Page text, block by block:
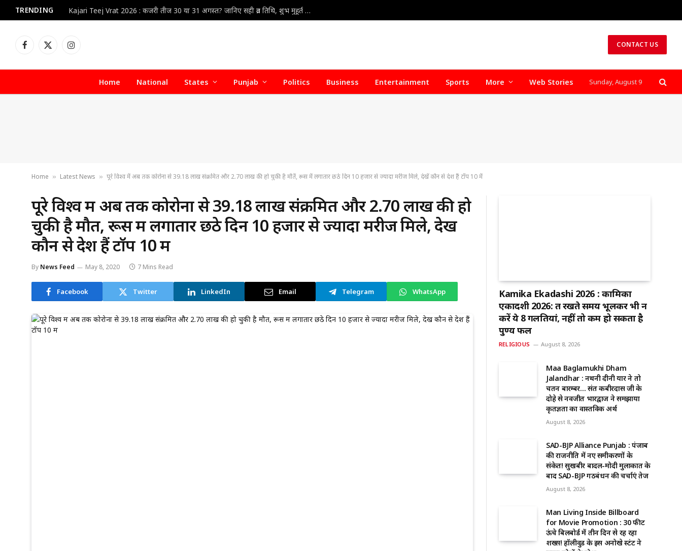
TRENDING Kajari Teej Vrat 2026 : कजरी तीज 30 या 31 अगस्त? जानिए सही व्रत तिथि, शुभ मुहूर्त और पूजा की संपूर्ण विधि
Facebook
X
Instagram CONTACT US
Home National States Punjab Politics Business Entertainment Sports More Web Stories Sunday, August 9
Home » Latest News » पूरे विश्व में अब तक कोरोना से 39.18 लाख संक्रमित और 2.70 लाख की हो चुकी है मौतें, रूस में लगातार छठे दिन 10 हजार से ज्यादा मरीज मिले, देखें कौन से देश हैं टॉप 10 में
पूरे विश्व में अब तक कोरोना से 39.18 लाख संक्रमित और 2.70 लाख की हो
चुकी है मौतें, रूस में लगातार छठे दिन 10 हजार से ज्यादा मरीज मिले, देखें
कौन से देश हैं टॉप 10 में
By News Feed May 8, 2020 7 Mins Read
Facebook Twitter LinkedIn Email Telegram WhatsApp
Kamika Ekadashi 2026 : कामिका
एकादशी 2026: व्रत रखते समय भूलकर भी न
करें ये 8 गलतियां, नहीं तो कम हो सकता है
पुण्य फल
RELIGIOUS August 8, 2026
Maa Baglamukhi Dham
Jalandhar : नथनी दीनी यार ने तो
चिंतन बारम्बर… संत कबीरदास जी के
दोहे से नवजीत भारद्वाज ने समझाया
कृतज्ञता का वास्तविक अर्थ
August 8, 2026
SAD-BJP Alliance Punjab : पंजाब
की राजनीति में नए समीकरणों के
संकेत! सुखबीर बादल-मोदी मुलाकात के
बाद SAD-BJP गठबंधन की चर्चाएं तेज
August 8, 2026
Man Living Inside Billboard
for Movie Promotion : 30 फीट
ऊंचे बिलबोर्ड में तीन दिन से रह रहा
शख्स! हॉलीवुड के इस अनोखे स्टंट ने